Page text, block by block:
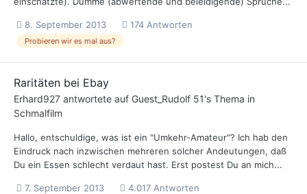
8. September 2013 174 Antworten
Probieren wir es mal aus?
Raritäten bei Ebay
Erhard927 antwortete auf Guest_Rudolf 51's Thema in
Schmalfilm
Hallo, entschuldige, was ist ein "Umkehr-Amateur"? Ich hab den
Eindruck nach inzwischen mehreren solcher Andeutungen, daß
Du ein Essen schlecht verdaut hast. Erst postest Du an mich...
7. September 2013 4.017 Antworten